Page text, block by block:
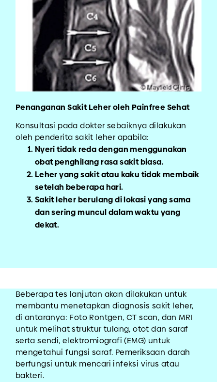
Penanganan Sakit Leher oleh Painfree Sehat
Konsultasi pada dokter sebaiknya dilakukan
oleh penderita sakit leher apabila:
Nyeri tidak reda dengan menggunakan
obat penghilang rasa sakit biasa.
Leher yang sakit atau kaku tidak membaik
setelah beberapa hari.
Sakit leher berulang di lokasi yang sama
dan sering muncul dalam waktu yang
dekat.
Beberapa tes lanjutan akan dilakukan untuk
membantu menetapkan diagnosis sakit leher,
di antaranya: Foto Rontgen, CT scan, dan MRI
untuk melihat struktur tulang, otot dan saraf
serta sendi, elektromiografi (EMG) untuk
mengetahui fungsi saraf. Pemeriksaan darah
berfungsi untuk mencari infeksi virus atau
bakteri.